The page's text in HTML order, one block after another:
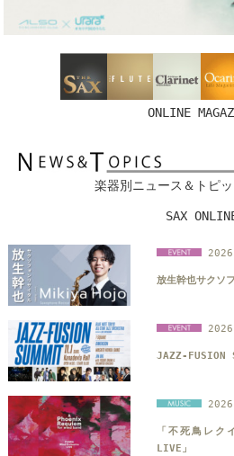
ONLINE
楽器別ニュース＆トピ
SAX
放生幹也サクソ
JAZZ-FUSION
「不死鳥レ
LIVE」